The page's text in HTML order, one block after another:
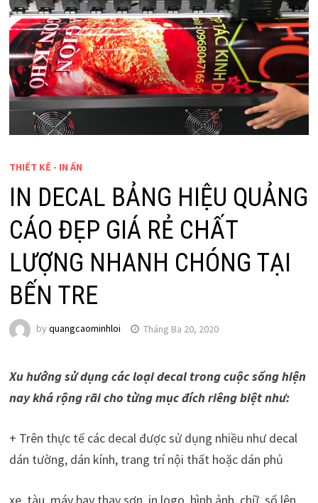
THIẾT KẾ - IN ẤN
IN DECAL BẢNG HIỆU QUẢNG
CÁO ĐẸP GIÁ RẺ CHẤT
LƯỢNG NHANH CHÓNG TẠI
BẾN TRE
by quangcaominhloi Tháng Ba 20, 2020
Xu hướng sử dụng các loại decal trong cuộc sống hiện
nay khá rộng rãi cho từng mục đích riêng biệt như:
+ Trên thực tế các decal được sử dụng nhiều như decal
dán tường, dán kính, trang trí nội thất hoặc dán phủ